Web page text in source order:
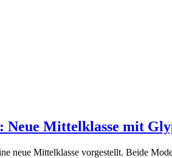
Neue Mittelklasse mit
neue Mittelklasse vorgestellt. Beide